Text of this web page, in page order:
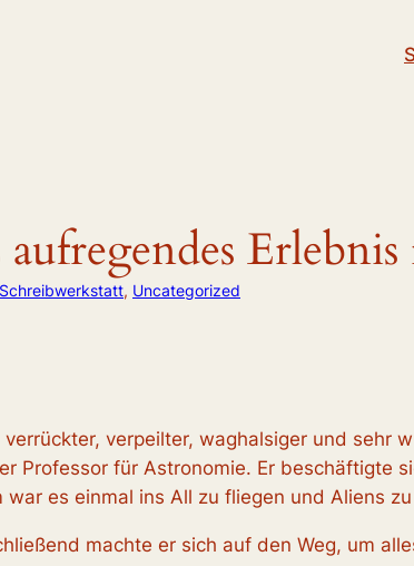
Schreibwerkstatt, Uncategorized
verpeilter, waghalsiger und sehr
Professor für Astronomie. Er beschäftigte
es einmal ins All zu fliegen und Aliens
machte er sich auf den Weg, um